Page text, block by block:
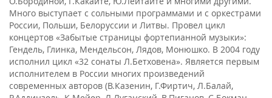
Много выступает с сольными программами и с оркестрами
России, Польши, Белоруссии и Литвы. Провел цикл
концертов «Забытые страницы фортепианной музыки»:
Гендель, Глинка, Мендельсон, Лядов, Монюшко. В 2004 году
исполнил цикл «32 сонаты Л.Бетховена». Является первым
исполнителем в России многих произведений
современных авторов (В.Казенин, Г.Фиртич, Л.Балай,